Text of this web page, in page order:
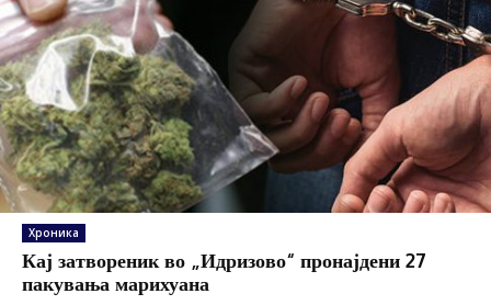
Хроника
Кај затвореник во „Идризово“ пронајдени 27
пакувања марихуана